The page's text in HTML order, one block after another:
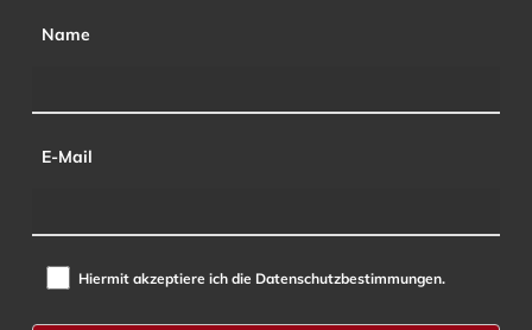
Name
E-Mail
Hiermit akzeptiere ich die Datenschutzbestimmungen.